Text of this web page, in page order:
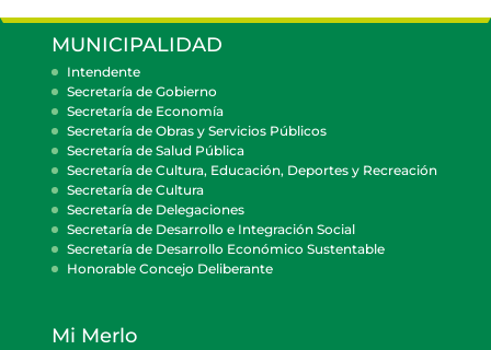
MUNICIPALIDAD
Intendente
Secretaría de Gobierno
Secretaría de Economía
Secretaría de Obras y Servicios Públicos
Secretaría de Salud Pública
Secretaría de Cultura, Educación, Deportes y Recreación
Secretaría de Cultura
Secretaría de Delegaciones
Secretaría de Desarrollo e Integración Social
Secretaría de Desarrollo Económico Sustentable
Honorable Concejo Deliberante
Mi Merlo